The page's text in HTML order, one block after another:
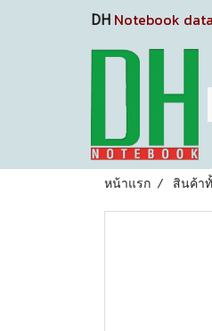
DH Notebook
หน้าแรก สินค้า